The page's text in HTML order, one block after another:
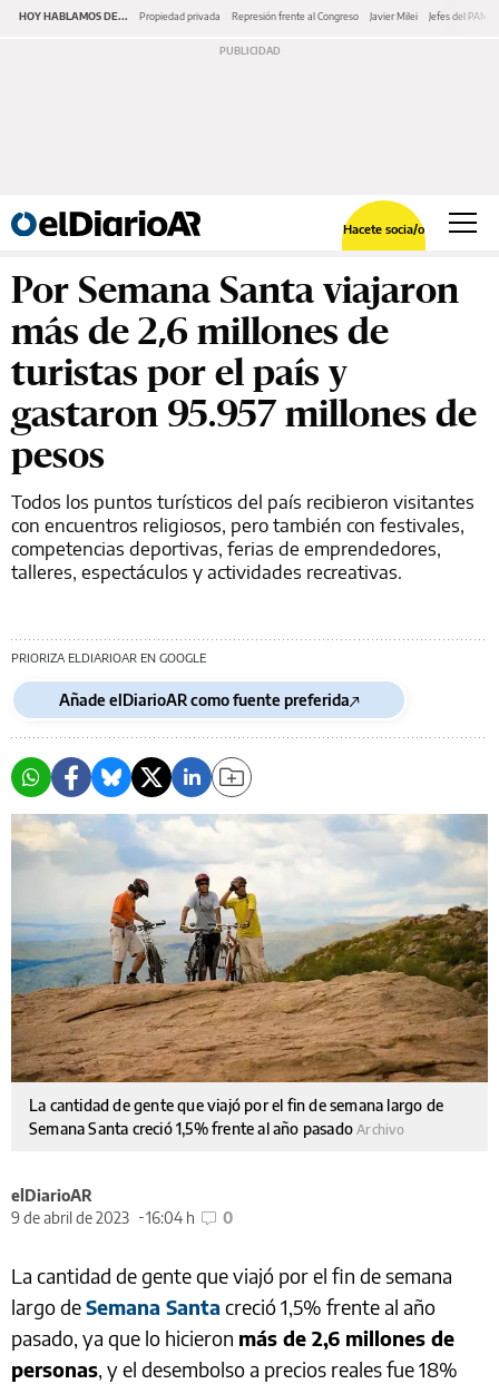
HOY HABLAMOS DE... Propiedad privada Represión frente al Congreso Javier Milei Jefes del PAMI
Hacete socia/o
Por Semana Santa viajaron
más de 2,6 millones de
turistas por el país y
gastaron 95.957 millones de
pesos
Todos los puntos turísticos del país recibieron visitantes
con encuentros religiosos, pero también con festivales,
competencias deportivas, ferias de emprendedores,
talleres, espectáculos y actividades recreativas.
PRIORIZA ELDIARIOAR EN GOOGLE
Añade elDiarioAR como fuente preferida
La cantidad de gente que viajó por el fin de semana largo de
Semana Santa creció 1,5% frente al año pasadoArchivo
elDiarioAR
9 de abril de 2023
16:04 h 0
La cantidad de gente que viajó por el fin de semana
largo deSemana Santa creció 1,5% frente al año
pasado, ya que lo hicieron más de 2,6 millones de
personas, y el desembolso a precios reales fue 18%